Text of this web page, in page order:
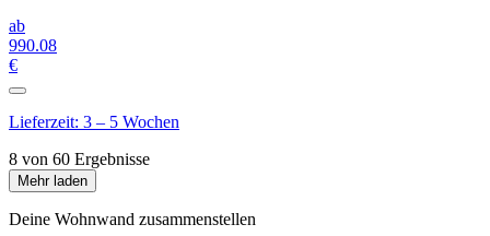
ab
990.08
€
Lieferzeit: 3 – 5 Wochen
8 von 60 Ergebnisse
Mehr laden
Deine Wohnwand zusammenstellen